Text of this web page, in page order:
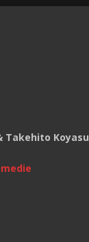
Takehito Koyasu